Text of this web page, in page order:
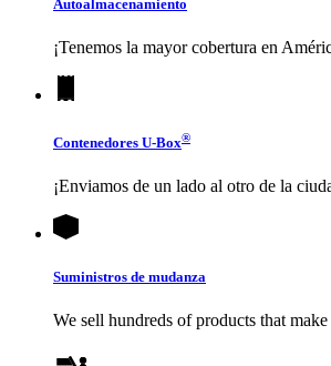
Autoalmacenamiento
¡Tenemos la mayor cobertura en
Contenedores U-Box®
¡Enviamos de un lado al otro de la
Suministros de mudanza
We sell hundreds of products that